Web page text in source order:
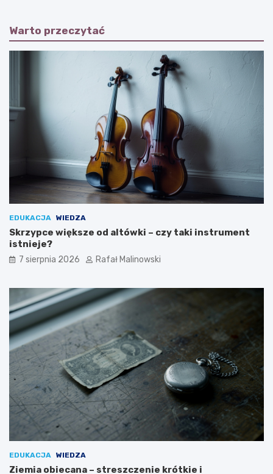
Warto przeczytać
EDUKACJA WIEDZA
Skrzypce większe od altówki – czy taki instrument
istnieje?
7 sierpnia 2026 Rafał Malinowski
EDUKACJA WIEDZA
Ziemia obiecana – streszczenie krótkie i